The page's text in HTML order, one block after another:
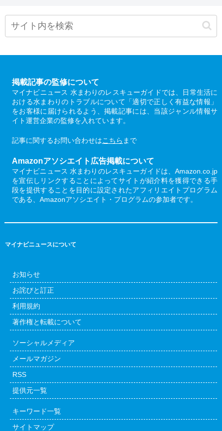
掲載記事の監修について
マイナビニュース 水まわりのレスキューガイドでは、日常生活に
おける水まわりのトラブルについて「適切で正しく有益な情報」
をお客様に届けられるよう、掲載記事には、当該ジャンル情報サ
イト運営企業の監修を入れています。
記事に関するお問い合わせはこちら まで
Amazonアソシエイト広告掲載について
マイナビニュース 水まわりのレスキューガイドは、Amazon.co.jp
を宣伝しリンクすることによってサイトが紹介料を獲得できる手
段を提供することを目的に設定されたアフィリエイトプログラム
である、Amazonアソシエイト・プログラムの参加者です。
マイナビニュースについて
お知らせ
お詫びと訂正
利用規約
著作権と転載について
ソーシャルメディア
メールマガジン
RSS
提供元一覧
キーワード一覧
サイトマップ